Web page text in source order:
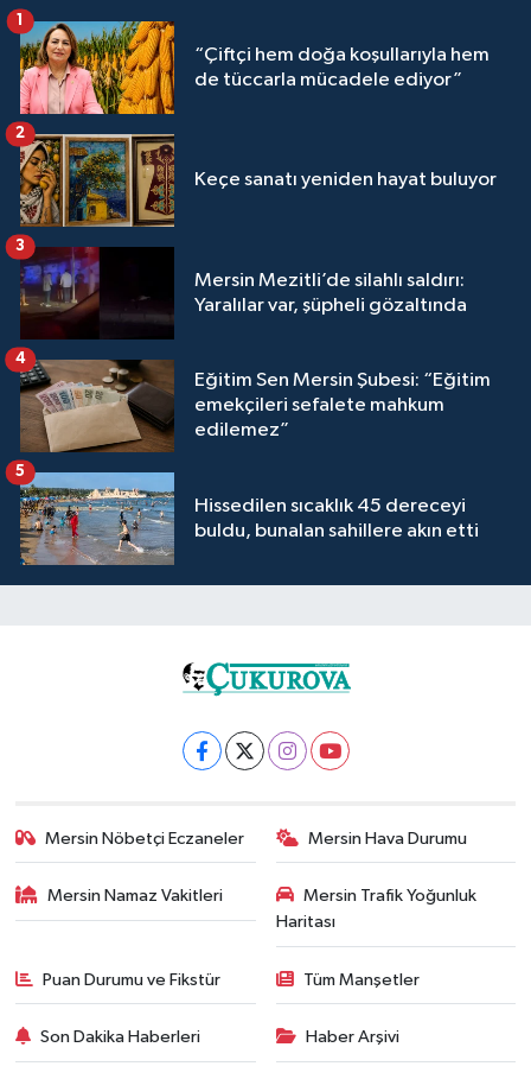
“Çiftçi hem doğa koşullarıyla hem
de tüccarla mücadele ediyor”
1
Keçe sanatı yeniden hayat buluyor
2
Mersin Mezitli’de silahlı saldırı:
Yaralılar var, şüpheli gözaltında
3
Eğitim Sen Mersin Şubesi: “Eğitim
emekçileri sefalete mahkum
edilemez”
4
Hissedilen sıcaklık 45 dereceyi
buldu, bunalan sahillere akın etti
5
Mersin Nöbetçi Eczaneler Mersin Hava Durumu
Mersin Namaz Vakitleri
Mersin Trafik Yoğunluk
Haritası
Puan Durumu ve Fikstür Tüm Manşetler
Son Dakika Haberleri Haber Arşivi